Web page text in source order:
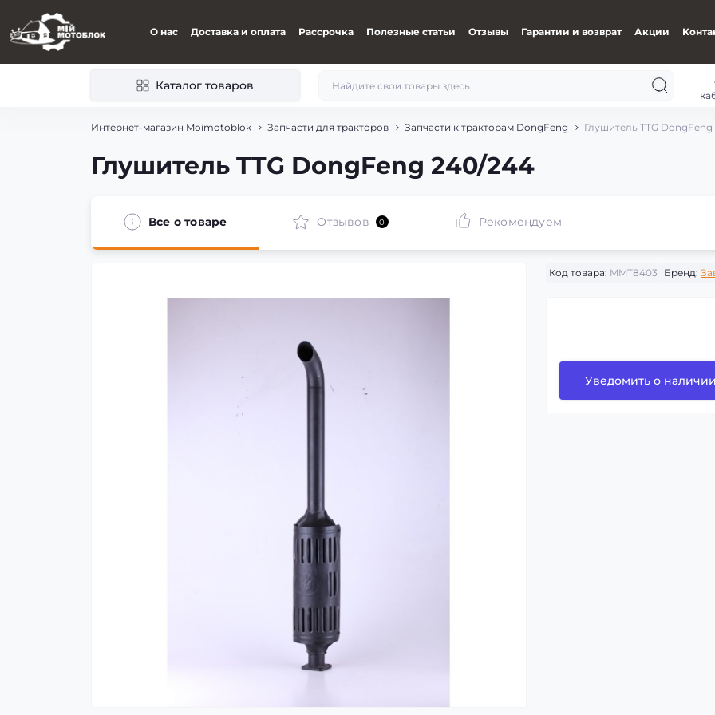
О нас Доставка и оплата Рассрочка Полезные статьи Отзывы Гарантии и возврат Акции
Каталог товаров
Интернет-магазин Moimotoblok Запчасти для тракторов Запчасти к тракторам DongFeng Глушитель TTG
Глушитель TTG DongFeng 240/244
Все о товаре Отзывов 0 Рекомендуем
Код товара: MMT8403 Бренд:
Уведомить о